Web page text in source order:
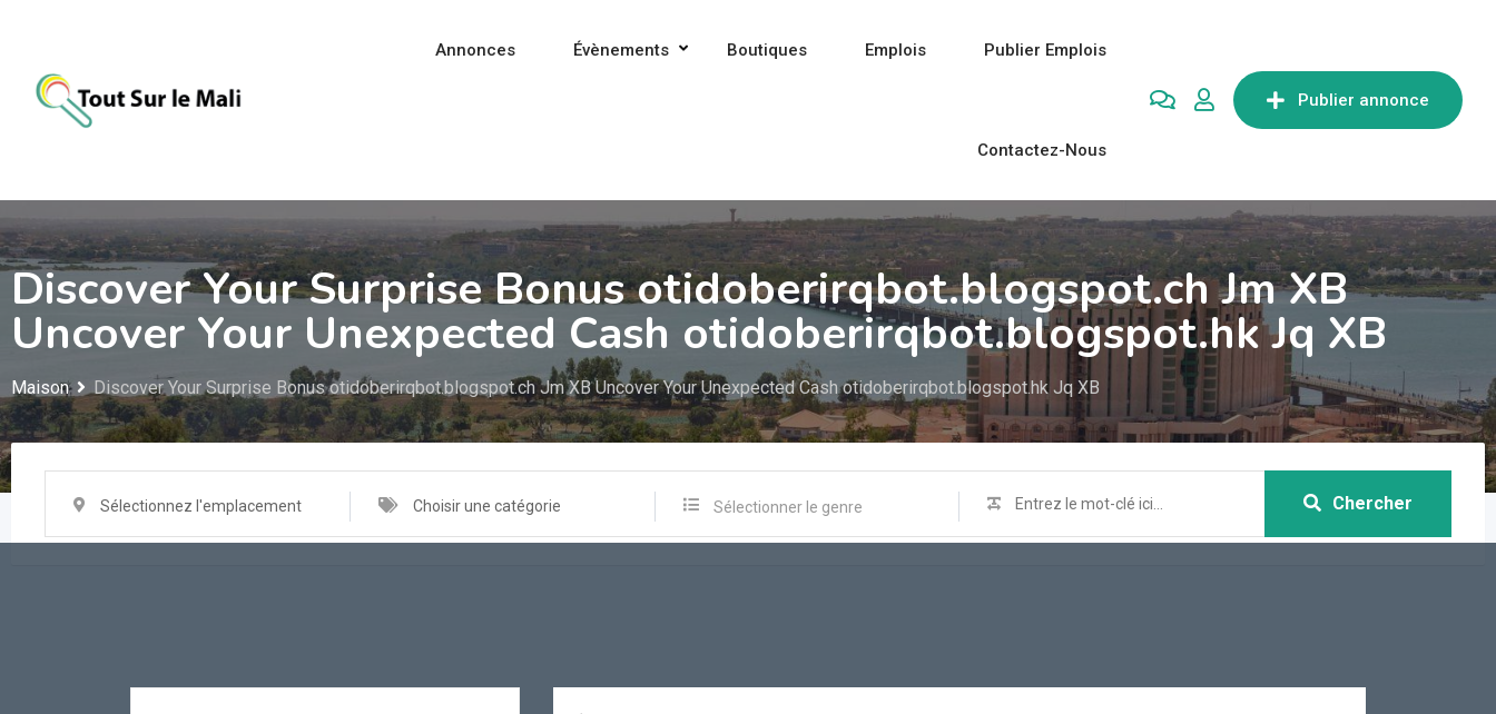
contenu
Publier annonce
Annonces Évènements Boutiques Emplois Publier Emplois
Contactez-Nous
Discover Your Surprise Bonus otidoberirqbot.blogspot.ch Jm XB
Uncover Your Unexpected Cash otidoberirqbot.blogspot.hk Jq XB
Maison Discover Your Surprise Bonus otidoberirqbot.blogspot.ch Jm XB Uncover Your Unexpected Cash otidoberirqbot.blogspot.hk Jq XB
Sélectionnez l'emplacement Choisir une catégorie Sélectionner le genre Chercher